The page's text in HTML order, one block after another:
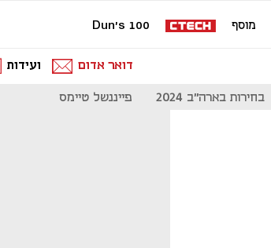
מוסף Dun's 100
דואר אדום ועידות
בחירות בארה"ב 2024 פייננשל טיימס